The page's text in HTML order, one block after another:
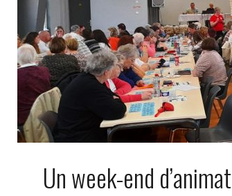
Un week-end